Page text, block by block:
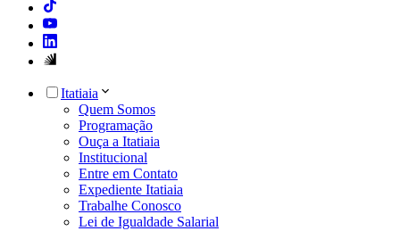
Itatiaia
Quem Somos
Programação
Ouça a Itatiaia
Institucional
Entre em Contato
Expediente Itatiaia
Trabalhe Conosco
Lei de Igualdade Salarial